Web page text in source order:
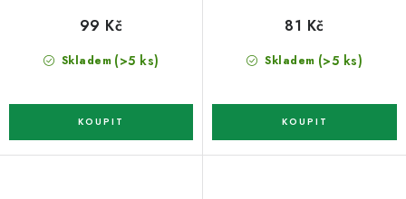
Skladem (>5 ks)
99 Kč
Skladem (>5 ks)
81 Kč